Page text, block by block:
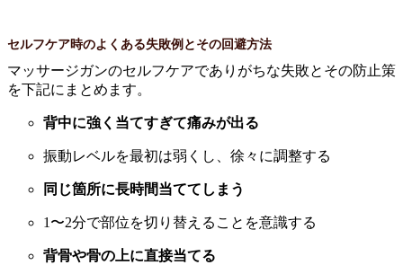
セルフケア時のよくある失敗例とその回避方法
マッサージガンのセルフケアでありがちな失敗とその防止策
を下記にまとめます。
背中に強く当てすぎて痛みが出る
振動レベルを最初は弱くし、徐々に調整する
同じ箇所に長時間当ててしまう
1〜2分で部位を切り替えることを意識する
背骨や骨の上に直接当てる